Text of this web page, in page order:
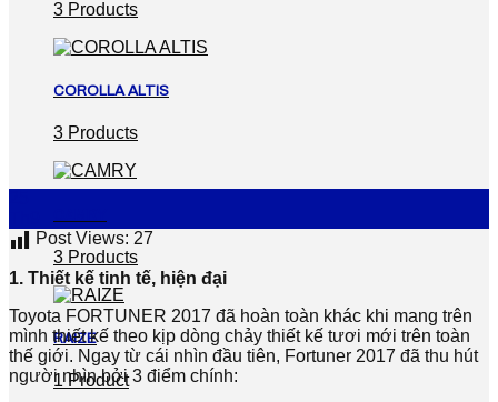
3 Products
COROLLA ALTIS
3 Products
3 Products
RAIZE
1 Product
Post Views: 27
1. Thiết kế tinh tế, hiện đại
Toyota FORTUNER 2017 đã hoàn toàn khác khi mang trên
mình thiết kế theo kịp dòng chảy thiết kế tươi mới trên toàn
thế giới. Ngay từ cái nhìn đầu tiên, Fortuner 2017 đã thu hút
người nhìn bởi 3 điểm chính: